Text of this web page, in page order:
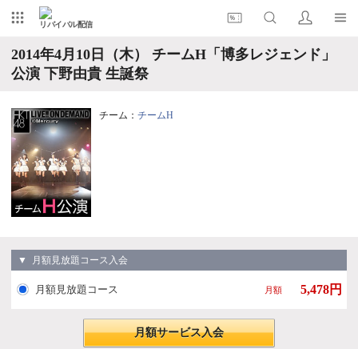
リバイバル配信
2014年4月10日（木） チームH「博多レジェンド」
公演 下野由貴 生誕祭
チーム： チームH
▼ 月額見放題コース入会
月額見放題コース 月額 5,478円
月額サービス入会